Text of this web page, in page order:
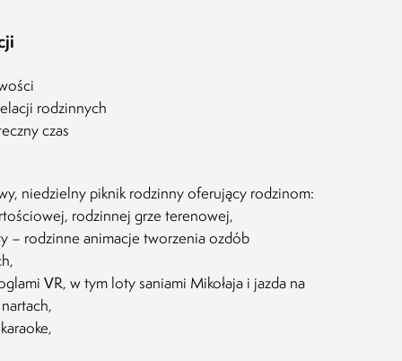
rodzinnych
czas
niedzielny piknik rodzinny oferujący rodzinom:
rodzinnej grze terenowej,
– rodzinne animacje tworzenia ozdób
VR, w tym loty saniami Mikołaja i jazda na